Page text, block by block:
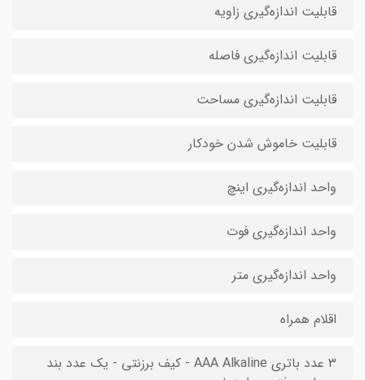
قابلیت اندازه‌گیری زاویه
قابلیت اندازه‌گیری فاصله
قابلیت اندازه‌گیری مساحت
قابلیت خاموش شدن خودکار
واحد اندازه‌گیری اینچ
واحد اندازه‌گیری فوت
واحد اندازه‌گیری متر
اقلام همراه
۳ عدد باتری AAA Alkaline - کیف برزنتی - یک عدد بند